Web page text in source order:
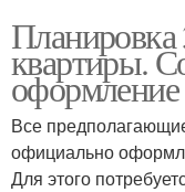
Планировка
квартиры.
оформление
Все
официально
Для этого